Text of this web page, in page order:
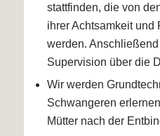
stattfinden, die von
ihrer Achtsamkeit und
werden.
Supervision über die
Wir werden
Schwangeren
Mütter nach der